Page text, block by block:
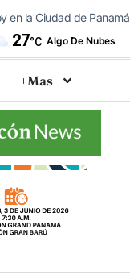
en la Ciudad de Panamá
27°C Algo De Nubes
+Mas